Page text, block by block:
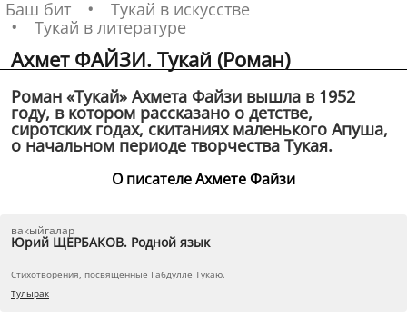
Баш бит
Тукай в искусстве
Тукай в литературе
Ахмет ФАЙЗИ. Тукай (Роман)
Роман «Тукай» Ахмета Файзи вышла в 1952
году, в котором рассказано о детстве,
сиротских годах, скитаниях маленького Апуша,
о начальном периоде творчества Тукая.
О писателе Ахмете Файзи
вакыйгалар
Юрий ЩЕРБАКОВ. Родной язык
Стихотворения, посвященные Габдулле Тукаю.
Тулырак